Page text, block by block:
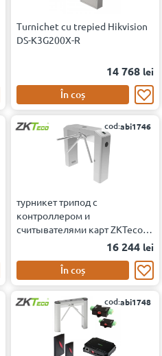
Turnichet cu trepied Hikvision
DS-K3G200X-R
14 768 lei
În coș
cod:abi1746
турникет трипод с
контроллером и
считывателями карт ZKTeco
TS2000 PRO [EM/MF]16 244 lei
În coș
cod:abi1748